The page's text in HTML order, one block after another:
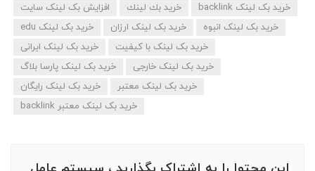
افزایش بک لینک سایت
خريد بك لينك
خرید بک لینک backlink
خرید بک لینک edu
خرید بک لینک ارزان
خرید بک لینک انبوه
خرید بک لینک ایرانی
خرید بک لینک با کیفیت
خرید بک لینک پارسا بلاگ
خرید بک لینک خارجی
خرید بک لینک رایگان
خرید بک لینک معتبر
خرید بک لینک معتبر backlink